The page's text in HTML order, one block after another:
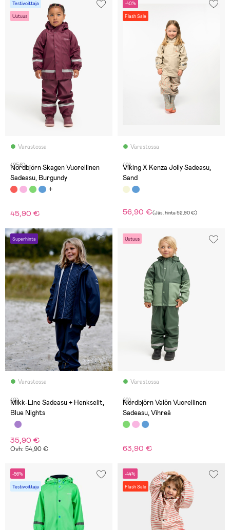
Testivoittaja
Uutuus
Varastossa
(256)
Nordbjörn Skagen Vuorellinen
Sadeasu, Burgundy
45,90 €
-40%
Flash Sale
Varastossa
(0)
Viking X Kenza Jolly Sadeasu,
Sand
56,90 €(Jäs. hinta52,90 €)
Superhinta
Varastossa
(0)
Mikk-Line Sadeasu + Henkselit,
Blue Nights
35,90 €
Ovh: 54,90 €
Uutuus
Varastossa
(0)
Nordbjörn Valön Vuorellinen
Sadeasu, Vihreä
63,90 €
-56%
Testivoittaja
-44%
Flash Sale